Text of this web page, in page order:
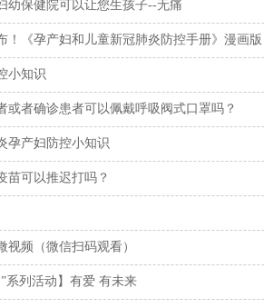
幼保健院可以让您生孩子--无痛
！《孕产妇和儿童新冠肺炎防控手册》漫画版
小知识
或者确诊患者可以佩戴呼吸阀式口罩吗？
孕产妇防控小知识
苗可以推迟打吗？
视频（微信扫码观看）
”系列活动】有爱 有未来